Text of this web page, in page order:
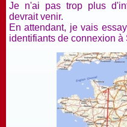
Je n'ai pas trop plus
devrait venir.
En attendant, je vais
identifiants de connexion à